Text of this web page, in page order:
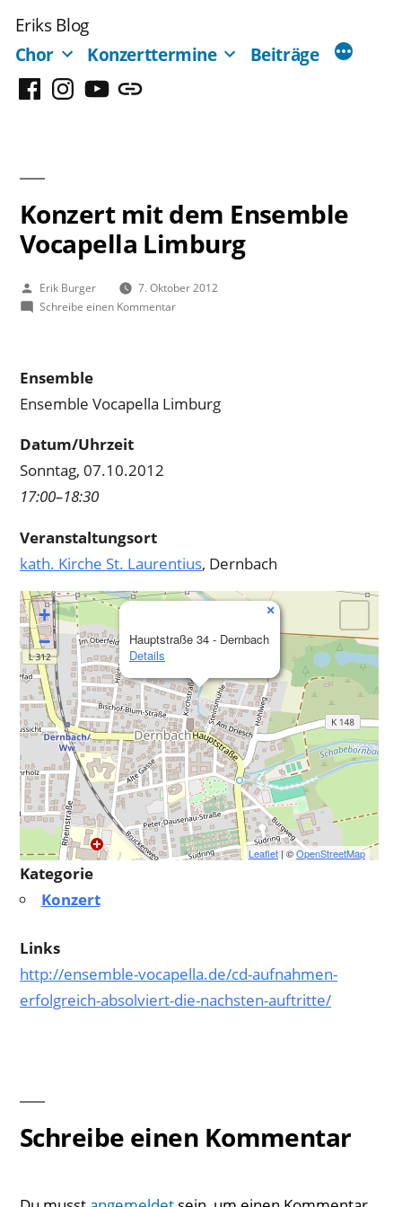
Inhalt
springen
Eriks Blog
Chor
Konzerttermine Beiträge
FacebookInstagram
YouTubeMastodon
Konzert mit dem Ensemble
Vocapella Limburg
Veröffentlicht
von
Erik Burger
7. Oktober 2012
Schreibe einen Kommentarzu
Vocapella
Limburg
Ensemble
Ensemble Vocapella Limburg
Datum/Uhrzeit
Sonntag, 07.10.2012
17:00–18:30
Veranstaltungsort
kath. Kirche St. Laurentius, Dernbach
Hauptstraße 34 - Dernbach
Details
×
+
−
Leaflet | ©OpenStreetMap
Kategorie
Konzert
Links
http://ensemble-vocapella.de/cd-aufnahmen-
erfolgreich-absolviert-die-nachsten-auftritte/
Schreibe einen Kommentar